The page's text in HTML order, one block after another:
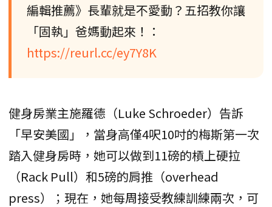
編輯推薦》長輩就是不愛動？五招教你讓
「固執」爸媽動起來！：
https://reurl.cc/ey7Y8K
健身房業主施羅德（Luke Schroeder）告訴
「早安美國」，當身高僅4呎10吋的梅斯第一次
踏入健身房時，她可以做到11磅的槓上硬拉
（Rack Pull）和5磅的肩推（overhead
press）；現在，她每周接受教練訓練兩次，可